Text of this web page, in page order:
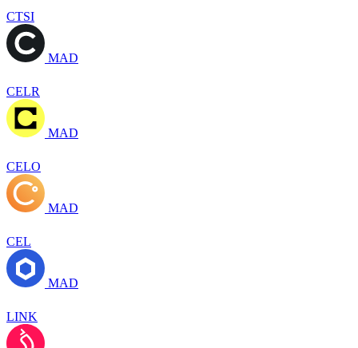
CTSI
MAD
CELR
MAD
CELO
MAD
CEL
MAD
LINK